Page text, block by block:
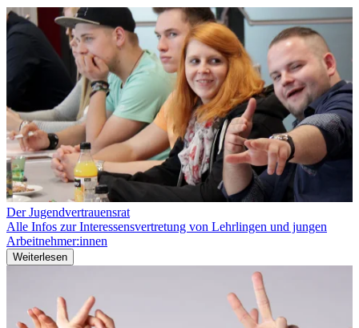
Der Jugendvertrauensrat
Alle Infos zur Interessensvertretung von Lehrlingen und jungen
Arbeitnehmer:innen
Weiterlesen